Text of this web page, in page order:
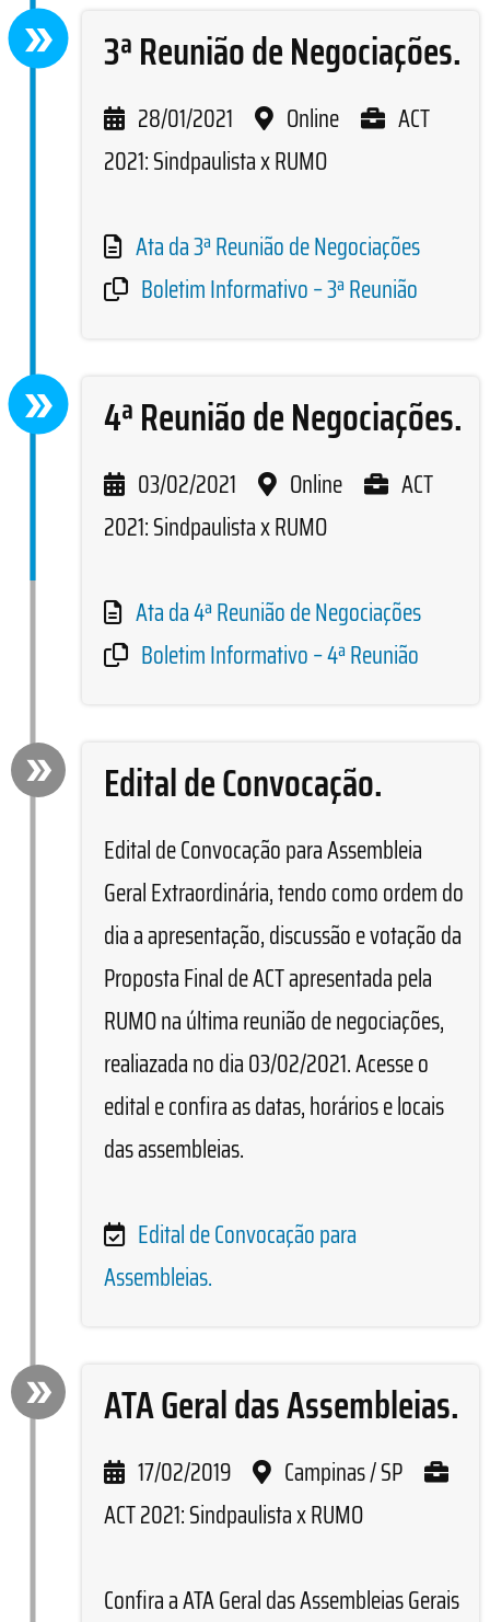
3ª Reunião de Negociações.
28/01/2021 Online
ACT
2021: Sindpaulista x RUMO
Ata da 3ª Reunião de Negociações
Boletim Informativo – 3ª Reunião
4ª Reunião de Negociações.
03/02/2021 Online
ACT
2021: Sindpaulista x RUMO
Ata da 4ª Reunião de Negociações
Boletim Informativo – 4ª Reunião
Edital de Convocação.
Edital de Convocação para Assembleia
Geral Extraordinária, tendo como ordem do
dia a apresentação, discussão e votação da
Proposta Final de ACT apresentada pela
RUMO na última reunião de negociações,
realiazada no dia 03/02/2021. Acesse o
edital e confira as datas, horários e locais
das assembleias.
Edital de Convocação para
Assembleias.
ATA Geral das Assembleias.
17/02/2019
Campinas / SP
ACT 2021: Sindpaulista x RUMO
Confira a ATA Geral das Assembleias Gerais